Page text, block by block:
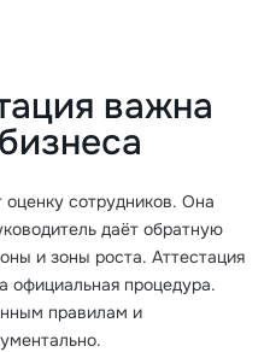
важна
сотрудников. Она
даёт обратную
и зоны роста. Аттестация
официальная процедура.
правилам и